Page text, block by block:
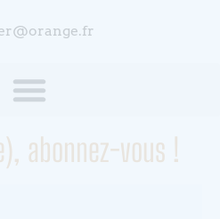
abonnez-vous !